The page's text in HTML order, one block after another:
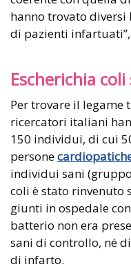
hanno trovato
di pazienti
Escherichia
Per trovare il legame
ricercatori italiani
150 individui, di cui
persone
individui sani
coli è stato rinvenuto
giunti in ospedale
batterio non era
sani di controllo, né
di infarto.